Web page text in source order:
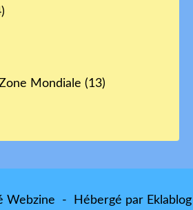
Mondiale (13)
Webzine - Hébergé par Eklablog